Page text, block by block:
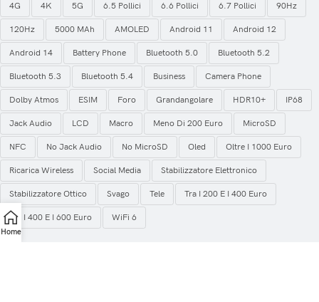
4G 4K 5G 6.5 Pollici 6.6 Pollici 6.7 Pollici 90Hz
120Hz 5000 MAh AMOLED Android 11 Android 12
Android 14 Battery Phone Bluetooth 5.0 Bluetooth 5.2
Bluetooth 5.3 Bluetooth 5.4 Business Camera Phone
Dolby Atmos ESIM Foro Grandangolare HDR10+ IP68
Jack Audio LCD Macro Meno Di 200 Euro MicroSD
NFC No Jack Audio No MicroSD Oled Oltre I 1000 Euro
Ricarica Wireless Social Media Stabilizzatore Elettronico
Stabilizzatore Ottico Svago Tele Tra I 200 E I 400 Euro
Tra I 400 E I 600 Euro WiFi 6
Home